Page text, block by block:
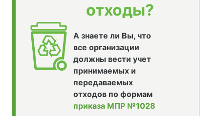
отходы?
А знаете ли Вы, что
все организации
должны вести учет
принимаемых и
передаваемых
отходов по формам
приказа МПР №1028